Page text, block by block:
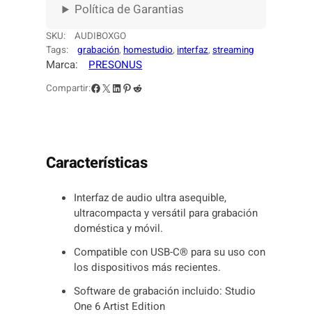
.
7
5
0
0
0
.
P
R
E
S
O
c
a
Política de Garantias
SKU:
AUDIBOXGO
Tags:
grabación, homestudio, interfaz, streaming
Marca: PRESONUS
Compartir:Facebook X LinkedIn Pinterest Reddit
Características
Interfaz de audio ultra asequible,
ultracompacta y versátil para grabación
doméstica y móvil.
Compatible con USB-C® para su uso con
los dispositivos más recientes.
Software de grabación incluido: Studio
One 6 Artist Edition